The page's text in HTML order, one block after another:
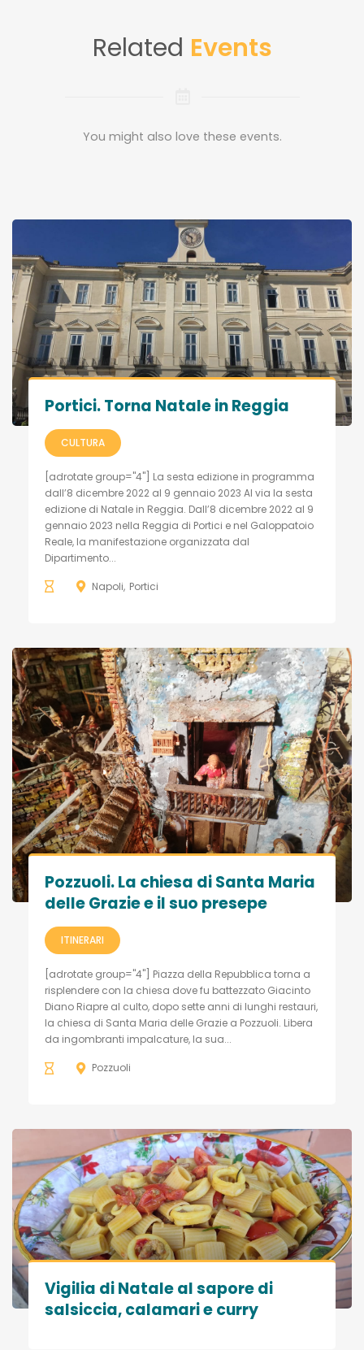
Related Events
You might also love these events.
Portici. Torna Natale in Reggia
CULTURA
[adrotate group="4"] La sesta edizione in programma
dall’8 dicembre 2022 al 9 gennaio 2023 Al via la sesta
edizione di Natale in Reggia. Dall’8 dicembre 2022 al 9
gennaio 2023 nella Reggia di Portici e nel Galoppatoio
Reale, la manifestazione organizzata dal
Dipartimento...
Napoli Portici
Pozzuoli. La chiesa di Santa Maria
delle Grazie e il suo presepe
ITINERARI
[adrotate group="4"] Piazza della Repubblica torna a
risplendere con la chiesa dove fu battezzato Giacinto
Diano Riapre al culto, dopo sette anni di lunghi restauri,
la chiesa di Santa Maria delle Grazie a Pozzuoli. Libera
da ingombranti impalcature, la sua...
Pozzuoli
Vigilia di Natale al sapore di
salsiccia, calamari e curry